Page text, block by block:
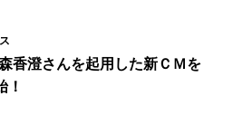
香澄さんを起用した新ＣＭを
！